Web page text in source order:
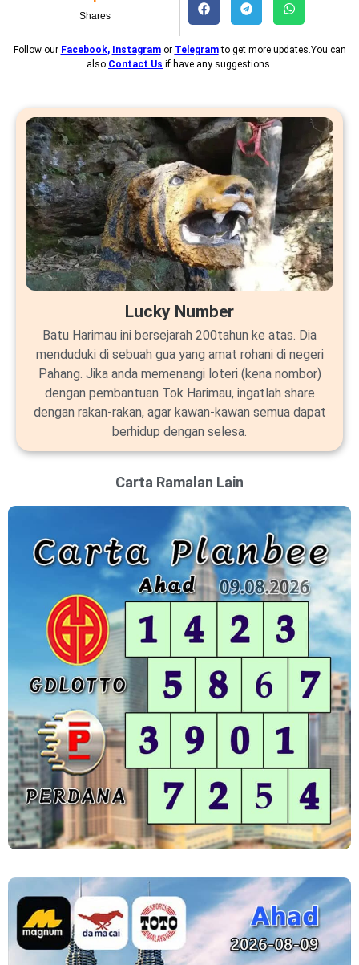
Shares
Follow our Facebook, Instagramor Telegramto get more updates.You can
also Contact Us if have any suggestions.
Lucky Number
Batu Harimau ini bersejarah 200tahun ke atas. Dia
menduduki di sebuah gua yang amat rohani di negeri
Pahang. Jika anda memenangi loteri (kena nombor)
dengan pembantuan Tok Harimau, ingatlah share
dengan rakan-rakan, agar kawan-kawan semua dapat
berhidup dengan selesa.
Carta Ramalan Lain